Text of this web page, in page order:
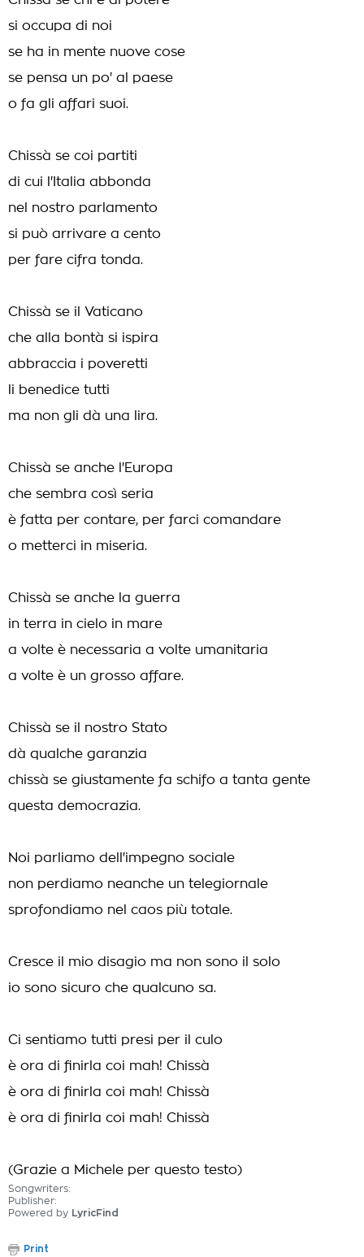
si occupa di noi
se ha in mente nuove cose
se pensa un po' al paese
o fa gli affari suoi.
Chissà se coi partiti
di cui l'Italia abbonda
nel nostro parlamento
si può arrivare a cento
per fare cifra tonda.
Chissà se il Vaticano
che alla bontà si ispira
abbraccia i poveretti
li benedice tutti
ma non gli dà una lira.
Chissà se anche l'Europa
che sembra così seria
è fatta per contare, per farci comandare
o metterci in miseria.
Chissà se anche la guerra
in terra in cielo in mare
a volte è necessaria a volte umanitaria
a volte è un grosso affare.
Chissà se il nostro Stato
dà qualche garanzia
chissà se giustamente fa schifo a tanta gente
questa democrazia.
Noi parliamo dell'impegno sociale
non perdiamo neanche un telegiornale
sprofondiamo nel caos più totale.
Cresce il mio disagio ma non sono il solo
io sono sicuro che qualcuno sa.
Ci sentiamo tutti presi per il culo
è ora di finirla coi mah! Chissà
è ora di finirla coi mah! Chissà
è ora di finirla coi mah! Chissà
(Grazie a Michele per questo testo)
Songwriters:
Publisher:
Powered by LyricFind
Print